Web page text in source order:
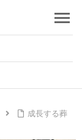
成長する葬